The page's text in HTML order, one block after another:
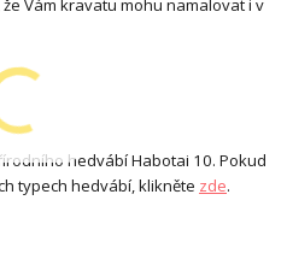
hedvábí Habotai 10. Pokud
typech hedvábí, klikněte zde.